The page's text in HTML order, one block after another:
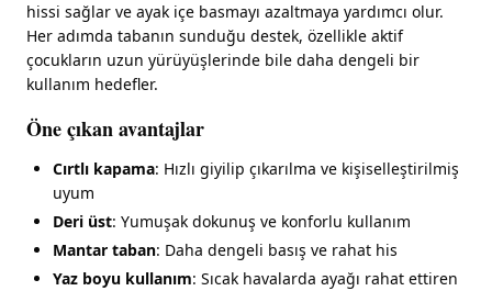
hissi sağlar ve ayak içe basmayı azaltmaya yardımcı olur.
Her adımda tabanın sunduğu destek, özellikle aktif
çocukların uzun yürüyüşlerinde bile daha dengeli bir
kullanım hedefler.
Öne çıkan avantajlar
Cırtlı kapama: Hızlı giyilip çıkarılma ve kişiselleştirilmiş
uyum
Deri üst: Yumuşak dokunuş ve konforlu kullanım
Mantar taban: Daha dengeli basış ve rahat his
Yaz boyu kullanım: Sıcak havalarda ayağı rahat ettiren